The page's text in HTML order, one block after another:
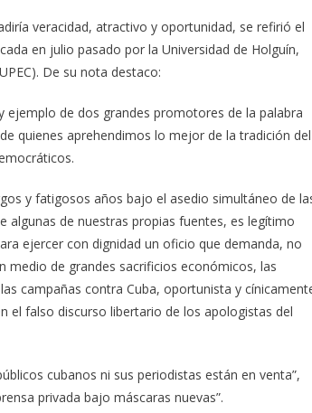
veracidad, atractivo y oportunidad, se refirió el
en julio pasado por la Universidad de Holguín,
De su nota destaco:
de dos grandes promotores de la palabra
quienes aprehendimos lo mejor de la tradición del
y fatigosos años bajo el asedio simultáneo de
algunas de nuestras propias fuentes, es legítimo
ejercer con dignidad un oficio que demanda, no
medio de grandes sacrificios económicos, las
campañas contra Cuba, oportunista y
el falso discurso libertario de los apologistas del
cubanos ni sus periodistas están en venta”,
privada bajo máscaras nuevas”.